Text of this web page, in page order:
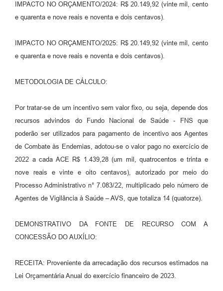
IMPACTO NO ORÇAMENTO/2024: R$ 20.149,92 (vinte mil, cento
e quarenta e nove reais e noventa e dois centavos).
IMPACTO NO ORÇAMENTO/2025: R$ 20.149,92 (vinte mil, cento
e quarenta e nove reais e noventa e dois centavos).
METODOLOGIA DE CÁLCULO:
Por tratar-se de um incentivo sem valor fixo, ou seja, depende dos
recursos advindos do Fundo Nacional de Saúde - FNS que
poderão ser utilizados para pagamento de incentivo aos Agentes
de Combate às Endemias, adotou-se o valor pago no exercício de
2022 a cada ACE R$ 1.439,28 (um mil, quatrocentos e trinta e
nove reais e vinte e oito centavos), autorizado por meio do
Processo Administrativo n° 7.083/22, multiplicado pelo número de
Agentes de Vigilância à Saúde – AVS, que totaliza 14 (quatorze).
DEMONSTRATIVO DA FONTE DE RECURSO COM A
CONCESSÃO DO AUXÍLIO:
RECEITA: Proveniente da arrecadação dos recursos estimados na
Lei Orçamentária Anual do exercício financeiro de 2023.